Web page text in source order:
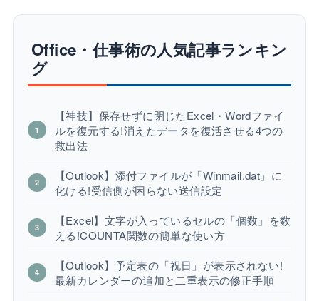
Office・仕事術の人気記事ランキン
グ
【神技】保存せずに閉じたExcel・Wordファイ
ルを復元する!消えたデータを復活させる4つの
救出法
【Outlook】添付ファイルが「Winmail.dat」に
化ける!受信側が困らない送信設定
【Excel】文字が入っているセルの「個数」を数
える!COUNTA関数の簡単な使い方
【Outlook】予定表の「祝日」が表示されない!
最新カレンダーの追加と二重表示の修正手順